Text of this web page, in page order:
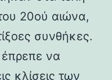
20ού αιώνα,
συνθήκες.
έπρεπε να
κλίσεις των